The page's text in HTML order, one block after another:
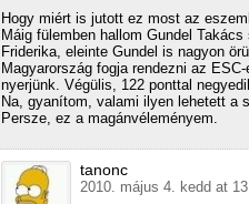
Hogy miért is jutott ez most az
Máig fülemben hallom Gundel
Friderika, eleinte Gundel is nagyon
Magyarország fogja rendezni az
nyerjünk. Végülis, 122 ponttal
Na, gyanítom, valami ilyen lehetett a
Persze, ez a magánvéleményem.
tanonc
2010. május 4. kedd at